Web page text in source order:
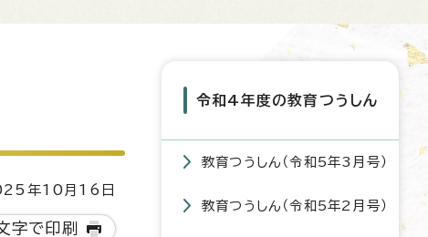
年10月16日
字で印刷
令和4年度の教育つうしん
教育つうしん（令和5年3月号）
教育つうしん（令和5年2月号）